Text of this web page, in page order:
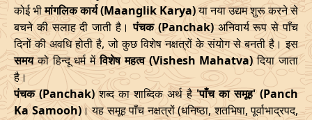
July, 2026
Start
Bhadra
Name
End
Date Time Date
Start End
Date Time Date Time
13/04/2026 3:38 17/04/2026 12:02
कोई भीमांगलिक कार्य (Maanglik Karya)या नया उद्यम शुरू करने से
बचने की सलाह दी जाती है।पंचक (Panchak)अनिवार्य रूप से पाँच
दिनों की अवधि होती है, जो कुछ विशेष नक्षत्रों के संयोग से बनती है। इस
समयको हिन्दू धर्म मेंविशेष महत्व (Vishesh Mahatva)दिया जाता
है।
पंचक (Panchak)शब्द का शाब्दिक अर्थ है'पाँच का समूह' (Panch
Ka Samooh)। यह समूह पाँच नक्षत्रों (धनिष्ठा, शतभिषा, पूर्वाभाद्रपद,